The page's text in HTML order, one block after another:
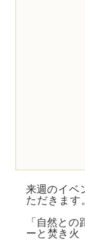
来週のイベ
ただきます
「自然と
ーと焚き